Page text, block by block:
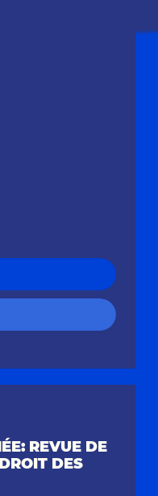
REVUE DE
DES